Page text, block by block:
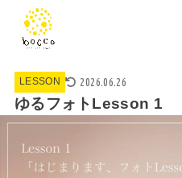
LESSON 2026.06.26
ゆるフォトLesson 1